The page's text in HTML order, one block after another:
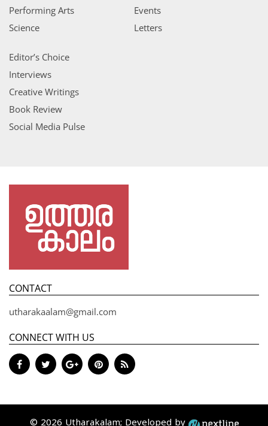
Performing Arts
Science
Events
Letters
Editor’s Choice
Interviews
Creative Writings
Book Review
Social Media Pulse
CONTACT
utharakaalam@gmail.com
CONNECT WITH US
© 2026 Utharakalam; Developed by